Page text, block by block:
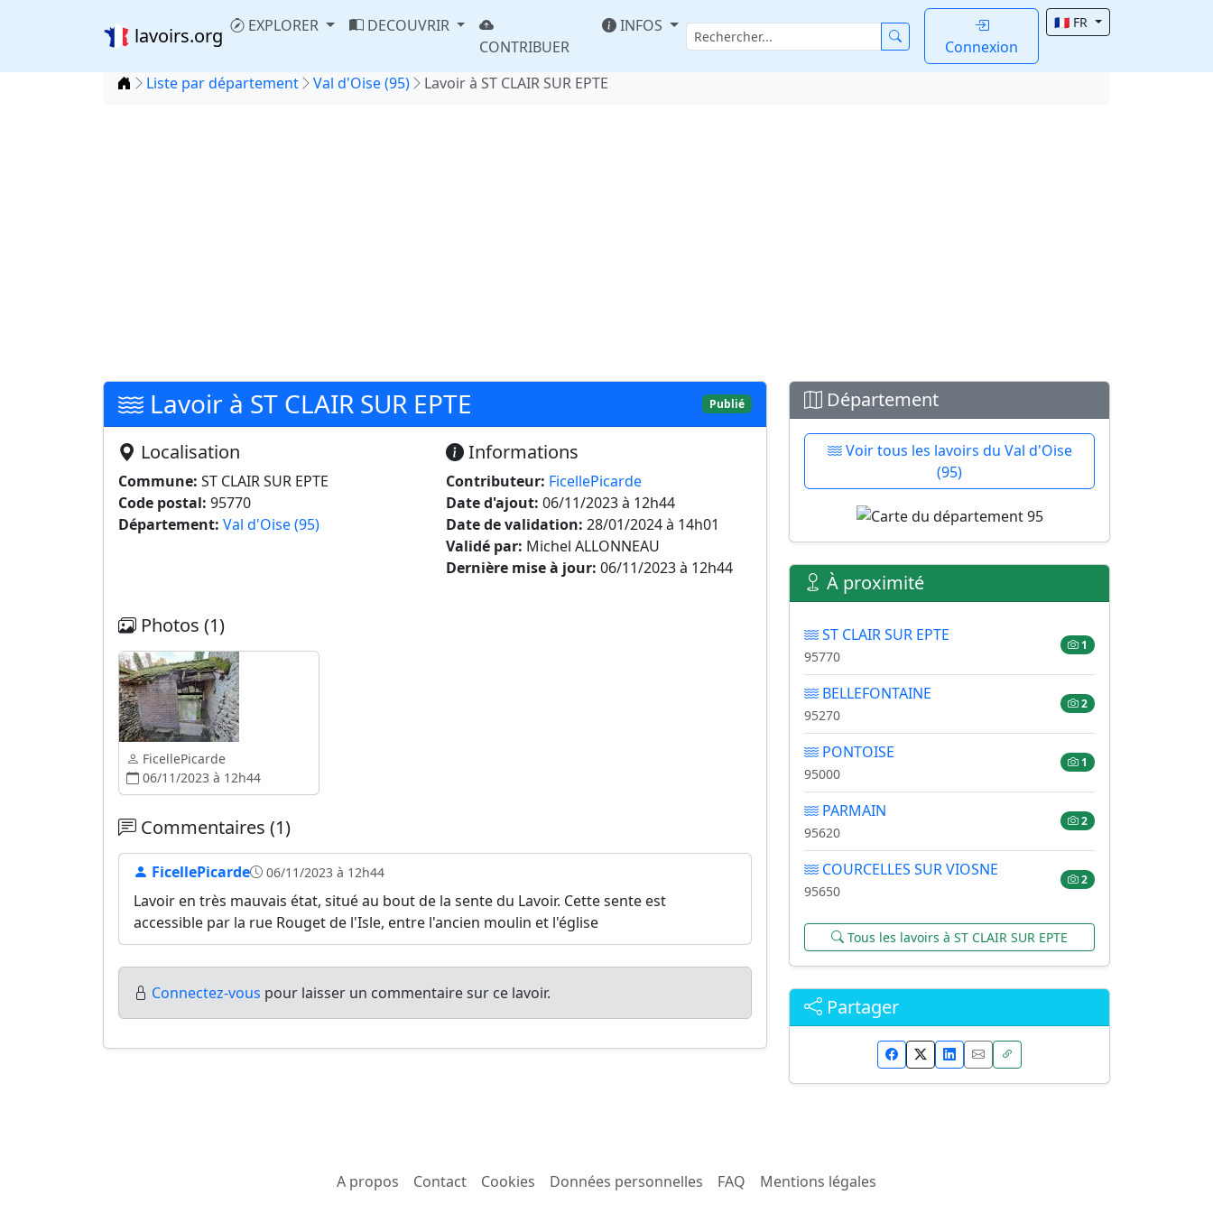
lavoirs.org EXPLORER
DECOUVRIR
CONTRIBUER
INFOS
Connexion
🇫🇷 FR
Accueil
Liste par département Val d'Oise (95) Lavoir à ST CLAIR SUR EPTE
Lavoir à ST CLAIR SUR EPTE Publié
Localisation
Commune: ST CLAIR SUR EPTE
Code postal: 95770
Département: Val d'Oise (95)
Informations
Contributeur: FicellePicarde
Date d'ajout: 06/11/2023 à 12h44
Date de validation: 28/01/2024 à 14h01
Validé par: Michel ALLONNEAU
Dernière mise à jour: 06/11/2023 à 12h44
Photos (1)
FicellePicarde
06/11/2023 à 12h44
Commentaires (1)
FicellePicarde 06/11/2023 à 12h44
Lavoir en très mauvais état, situé au bout de la sente du Lavoir. Cette sente est
accessible par la rue Rouget de l'Isle, entre l'ancien moulin et l'église
Connectez-vous pour laisser un commentaire sur ce lavoir.
Département
Voir tous les lavoirs du Val d'Oise
(95)
À proximité
ST CLAIR SUR EPTE
95770
1
BELLEFONTAINE
95270
2
PONTOISE
95000
1
PARMAIN
95620
2
COURCELLES SUR VIOSNE
95650
2
Tous les lavoirs à ST CLAIR SUR EPTE
Partager
A propos Contact Cookies Données personnelles FAQ Mentions légales